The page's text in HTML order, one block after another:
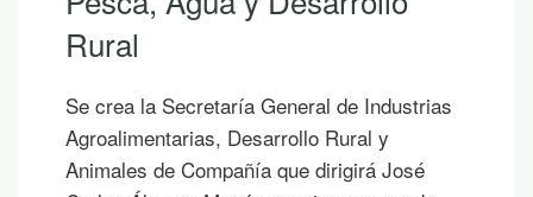
Si hoy es uno de esos días prometedores en
los que ya empiezas a saborear y planificar
publicaciones para leer junto al mar, bajo la
sombra de un árbol o mientras contemplas
un atardecer en la montaña.